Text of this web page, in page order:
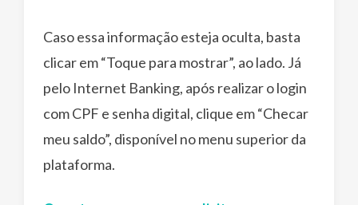
Caso essa informação esteja oculta, basta
clicar em “Toque para mostrar”, ao lado. Já
pelo Internet Banking, após realizar o login
com CPF e senha digital, clique em “Checar
meu saldo”, disponível no menu superior da
plataforma.